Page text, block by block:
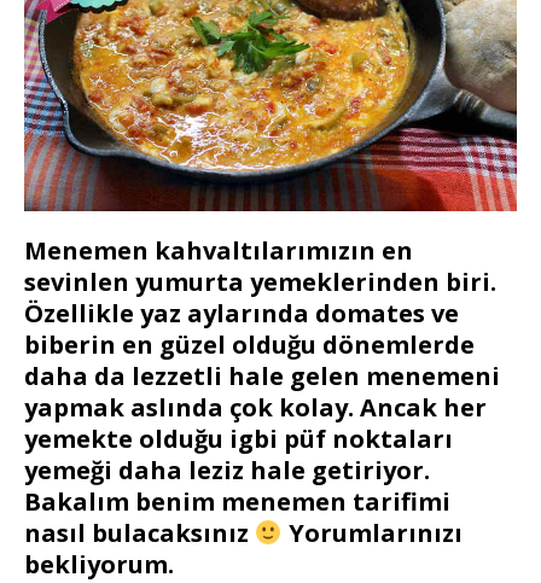
Menemen kahvaltılarımızın en
sevinlen yumurta yemeklerinden biri.
Özellikle yaz aylarında domates ve
biberin en güzel olduğu dönemlerde
daha da lezzetli hale gelen menemeni
yapmak aslında çok kolay. Ancak her
yemekte olduğu igbi püf noktaları
yemeği daha leziz hale getiriyor.
Bakalım benim menemen tarifimi
nasıl bulacaksınız
Yorumlarınızı
bekliyorum.